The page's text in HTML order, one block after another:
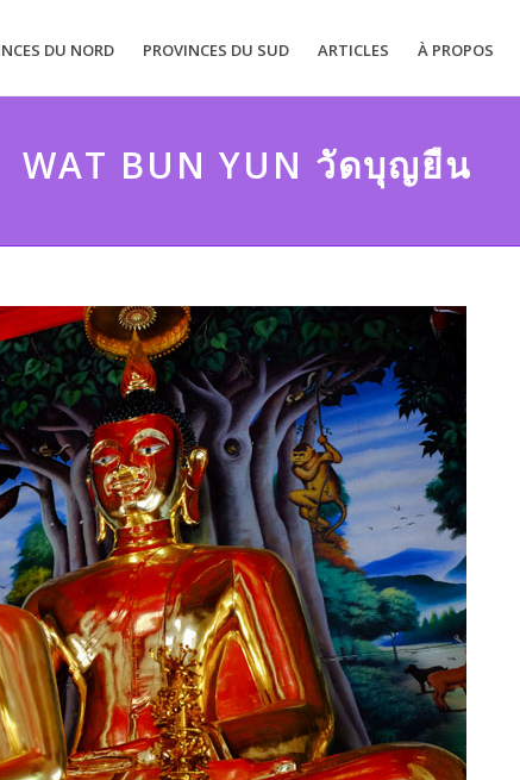
DU NORD PROVINCES DU SUD ARTICLES À PROPOS
WAT BUN YUN วัดบุญยืน